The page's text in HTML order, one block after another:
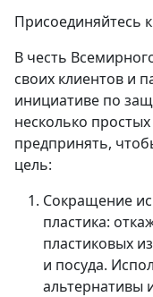
Присоединяйтесь
В честь
своих клиентов и
инициативе по
несколько
предпринять,
цель:
Сокращение
пластика:
пластиковых
и посуда.
альтернативы